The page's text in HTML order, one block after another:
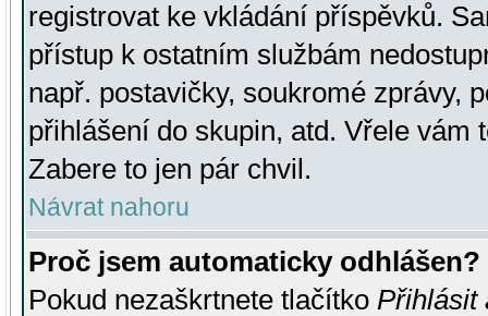
registrovat ke vkládání příspěvků.
přístup k ostatním službám
např. postavičky, soukromé zprávy,
přihlášení do skupin, atd. Vřele vám
Zabere to jen pár chvil.
Návrat nahoru
Proč jsem automaticky odhlášen?
Pokud nezaškrtnete tlačítko Přihlásit